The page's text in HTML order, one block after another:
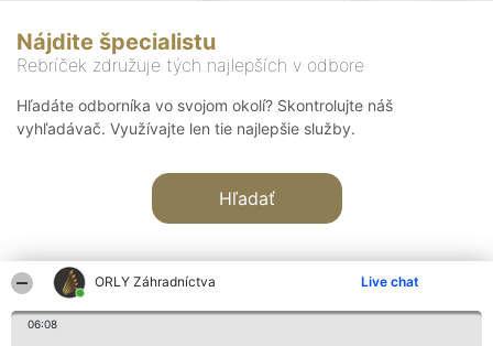
ORLY Záhradníctva Live chat
06:08
Nájdite špecialistu
Rebríček združuje tých najlepších v odbore
Hľadáte odborníka vo svojom okolí? Skontrolujte náš
vyhľadávač. Využívajte len tie najlepšie služby.
Hľadať